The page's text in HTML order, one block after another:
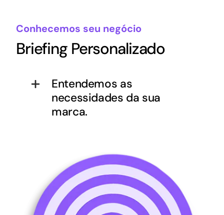
Conhecemos seu negócio
Briefing Personalizado
Entendemos as
necessidades da sua
marca.